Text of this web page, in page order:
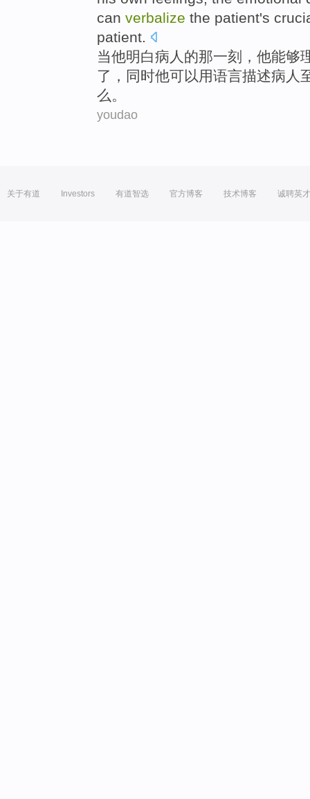
can verbalize the patient's
patient.
当他明白病人 的那一刻，他能够
了 ，同时他可以用语言描述病人
么。
youdao
关于有道 Investors 有道智选 官方博客 技术博客 诚聘英才